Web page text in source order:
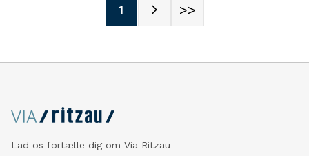
1 >>
Lad os fortælle dig om Via Ritzau